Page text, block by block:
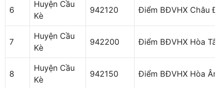
6
Huyện Cầu
Kè
942120 Điểm BĐVHX Châu
7
Huyện Cầu
Kè
942200 Điểm BĐVHX Hòa
8
Huyện Cầu
Kè
942150 Điểm BĐVHX Hòa Ân